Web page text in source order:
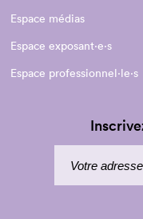
Espace médias
Espace exposant·e⋅s
Espace professionnel·le⋅s